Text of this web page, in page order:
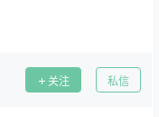
关注 私信